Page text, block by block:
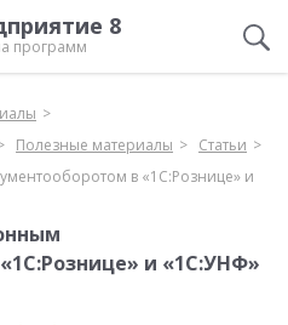
8
программ
Полезные материалы
Статьи
в «1С:Рознице» и
и «1С:УНФ»